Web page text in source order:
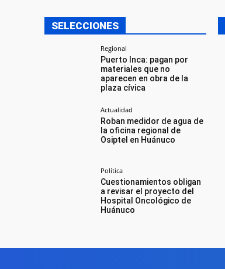
SELECCIONES
Regional
Puerto Inca: pagan por
materiales que no
aparecen en obra de la
plaza cívica
Actualidad
Roban medidor de agua de
la oficina regional de
Osiptel en Huánuco
Política
Cuestionamientos obligan
a revisar el proyecto del
Hospital Oncológico de
Huánuco